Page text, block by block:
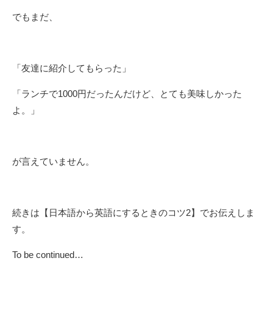
でもまだ、
「友達に紹介してもらった」
「ランチで1000円だったんだけど、とても美味しかった
よ。」
が言えていません。
続きは【日本語から英語にするときのコツ2】でお伝えしま
す。
To be continued…